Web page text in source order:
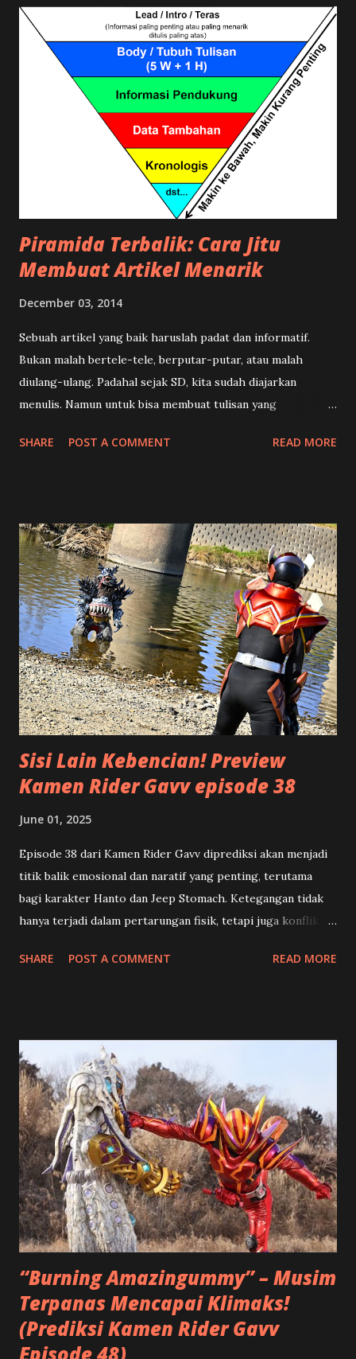
Piramida Terbalik: Cara Jitu
Membuat Artikel Menarik
December 03, 2014
Sebuah artikel yang baik haruslah padat dan informatif.
Bukan malah bertele-tele, berputar-putar, atau malah
diulang-ulang. Padahal sejak SD, kita sudah diajarkan
menulis. Namun untuk bisa membuat tulisan yang
teknik khusus. Dalam dunia kewartaan teknik tersebut
bangunan antik dari negeri Mesir, tetapi istilah ini untuk
menggambarkan bagaimana cara kita menulis. Kalau Anda
melihat piramida, bentuknya mirip dengan segitiga. Bagian
atasnya adalah puncak, makin ke bawah makin lebar. Namun
kalau piramida atau segitiga ini posisinya kita balik, terlihat
bahwa bagian paling atas yang lebar atau luas, terus
mengecil ke bawah menjadi titik runcing. Serupa dengan
bentuk segitiga terbalik tersebut, suatu artikel akan lebih
terstruktur apabila di bagian awal atau ...
SHARE POST A COMMENT READ MORE
Sisi Lain Kebencian! Preview
Kamen Rider Gavv episode 38
June 01, 2025
Episode 38 dari Kamen Rider Gavv diprediksi akan menjadi
titik balik emosional dan naratif yang penting, terutama
bagi karakter Hanto dan Jeep Stomach. Ketegangan tidak
hanya terjadi dalam pertarungan fisik, tetapi juga konflik
karakter utama. 🍡 Toko Manisan dan Kenangan Pahit
Tampaknya ini akan menjadi selingan ringan dari konflik
besar, namun justru menjadi awal dari konfrontasi
emosional yang mendalam. Di toko tersebut, mereka
bertemu Kenji (Yoshioka Mutsuo), seorang pengrajin
wagashi berbakat… yang ternyata adalah Granute ,
antagonis yang selama ini diburu Hanto karena menculik
ibunya. Hanto (Hino Yusuke) yang selama ini menghidupi
dirinya dengan semangat balas dendam mendadak goyah,
apalagi ketika melihat Kenji mendapat tempat sebagai
sosok ayah kedua...
SHARE POST A COMMENT READ MORE
“Burning Amazingummy” – Musim
Terpanas Mencapai Klimaks!
(Prediksi Kamen Rider Gavv